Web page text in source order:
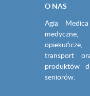
O NAS
Agia
transport
produktów
seniorów.